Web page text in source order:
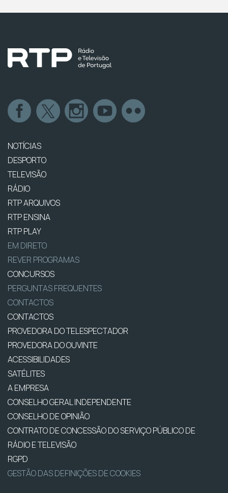
NOTÍCIAS
DESPORTO
TELEVISÃO
RÁDIO
RTP ARQUIVOS
RTP ENSINA
RTP PLAY
EM DIRETO
REVER PROGRAMAS
CONCURSOS
PERGUNTAS FREQUENTES
CONTACTOS
CONTACTOS
PROVEDORA DO TELESPECTADOR
PROVEDORA DO OUVINTE
ACESSIBILIDADES
SATÉLITES
A EMPRESA
CONSELHO GERAL INDEPENDENTE
CONSELHO DE OPINIÃO
CONTRATO DE CONCESSÃO DO SERVIÇO PÚBLICO DE
RÁDIO E TELEVISÃO
RGPD
GESTÃO DAS DEFINIÇÕES DE COOKIES